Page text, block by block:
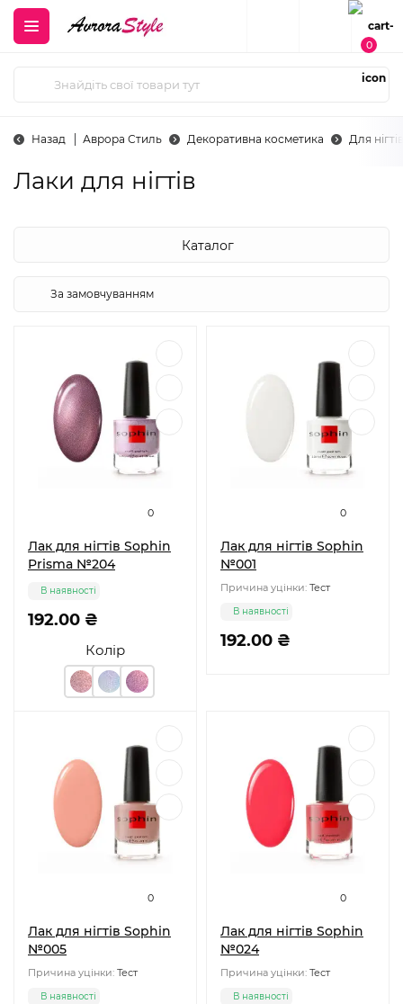
0
Назад Аврора Стиль Декоративна косметика Для нігтів
Лаки для нігтів
Каталог
0
Лак для нігтів Sophin
Prisma №204
Колір
192.00 ₴
В наявності
0
Лак для нігтів Sophin
№001
Причина уцінки: Тест
192.00 ₴
В наявності
0
Лак для нігтів Sophin
№005
Причина уцінки: Тест
В наявності
0
Лак для нігтів Sophin
№024
Причина уцінки: Тест
В наявності